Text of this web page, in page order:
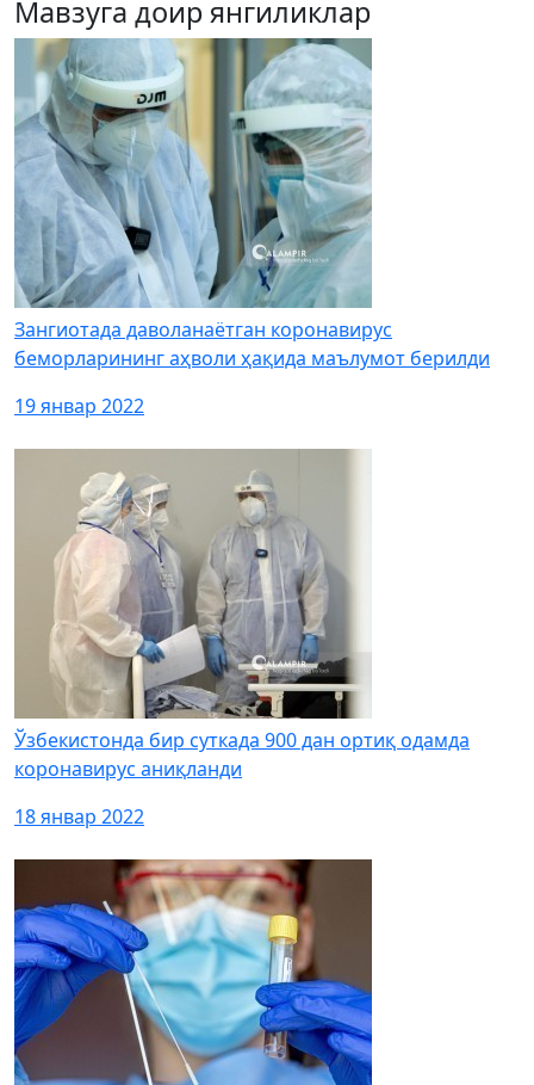
Мавзуга доир янгиликлар
Зангиотада даволанаётган коронавирус
беморларининг аҳволи ҳақида маълумот берилди
19 январ 2022
Ўзбекистонда бир суткада 900 дан ортиқ одамда
коронавирус аниқланди
18 январ 2022